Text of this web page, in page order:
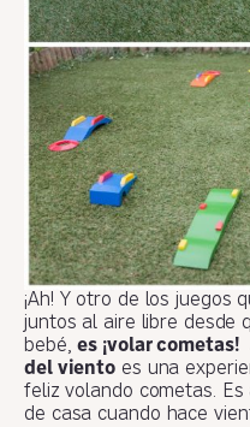
¡Ah! Y otro de los juegos
juntos al aire libre desde
bebé,es ¡volar cometas!
del viento es una
feliz volando cometas.
de casa cuando hace